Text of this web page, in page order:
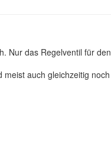
Nur das Regelventil für
auch gleichzeitig